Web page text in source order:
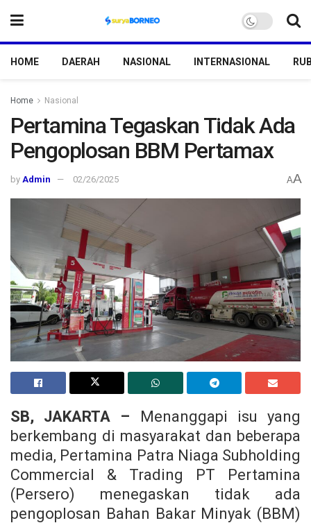
HOME DAERAH NASIONAL INTERNASIONAL
Home Nasional
Pertamina Tegaskan Tidak Ada
Pengoplosan BBM Pertamax
by Admin 02/26/2025 AA
SB, JAKARTA – Menanggapi isu yang
berkembang di masyarakat dan beberapa
media, Pertamina Patra Niaga Subholding
Commercial & Trading PT Pertamina
(Persero) menegaskan tidak ada
pengoplosan Bahan Bakar Minyak (BBM)